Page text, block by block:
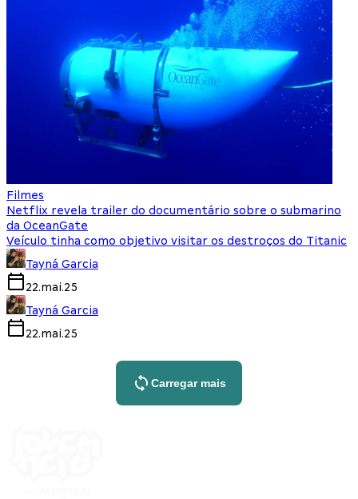
Filmes
Netflix revela trailer do documentário sobre o submarino
da OceanGate
Veículo tinha como objetivo visitar os destroços do Titanic
Tayná Garcia
22.mai.25
Tayná Garcia
22.mai.25
Carregar mais